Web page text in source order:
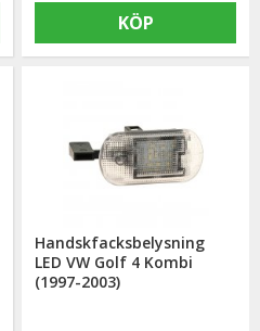
KÖP
Handskfacksbelysning
LED VW Golf 4 Kombi
(1997-2003)